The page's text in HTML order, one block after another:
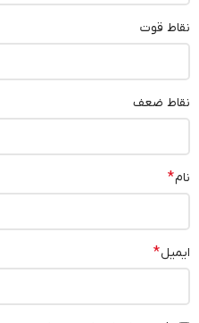
نقاط قوت
نقاط ضعف
نام*
ایمیل*